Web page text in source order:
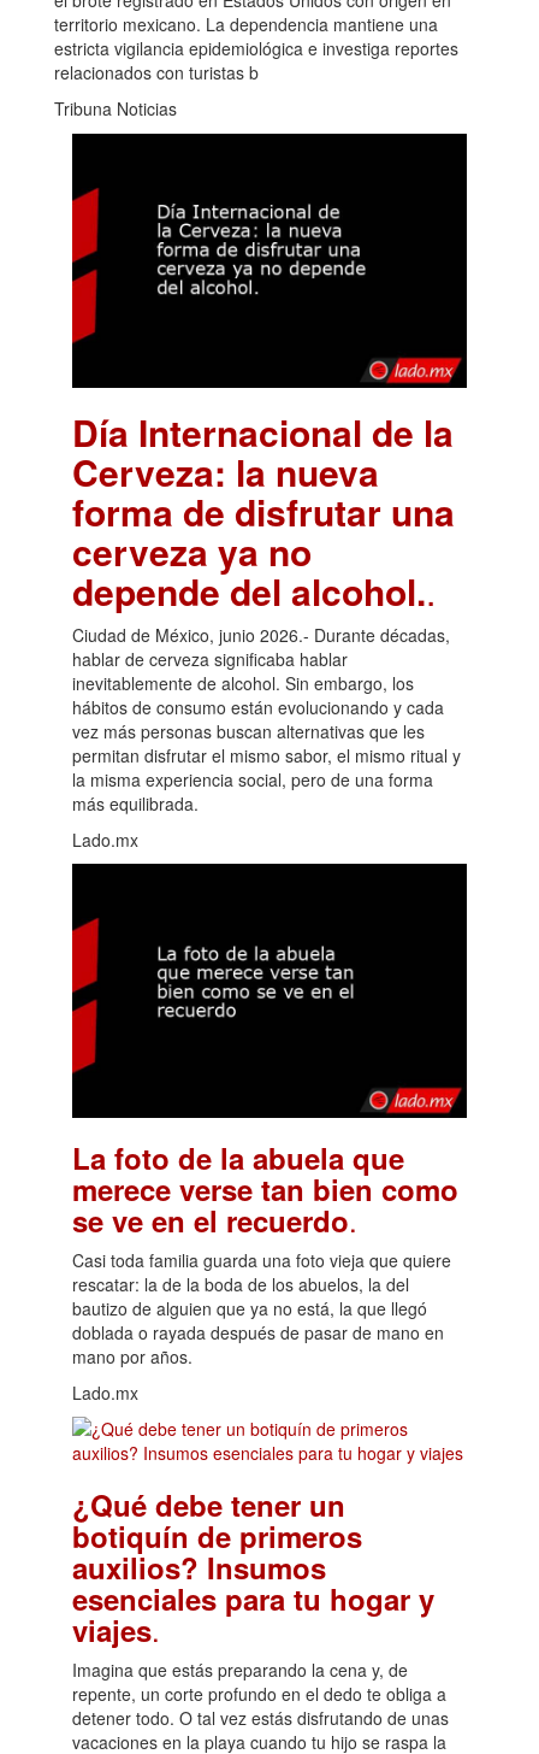
territorio mexicano. La dependencia mantiene una
estricta vigilancia epidemiológica e investiga reportes
relacionados con turistas b
Tribuna Noticias
Día Internacional de la
Cerveza: la nueva
forma de disfrutar una
cerveza ya no
depende del alcohol..
Ciudad de México, junio 2026.- Durante décadas,
hablar de cerveza significaba hablar
inevitablemente de alcohol. Sin embargo, los
hábitos de consumo están evolucionando y cada
vez más personas buscan alternativas que les
permitan disfrutar el mismo sabor, el mismo ritual y
la misma experiencia social, pero de una forma
más equilibrada.
Lado.mx
La foto de la abuela que
merece verse tan bien como
se ve en el recuerdo.
Casi toda familia guarda una foto vieja que quiere
rescatar: la de la boda de los abuelos, la del
bautizo de alguien que ya no está, la que llegó
doblada o rayada después de pasar de mano en
mano por años.
Lado.mx
¿Qué debe tener un
botiquín de primeros
auxilios? Insumos
esenciales para tu hogar y
viajes.
Imagina que estás preparando la cena y, de
repente, un corte profundo en el dedo te obliga a
detener todo. O tal vez estás disfrutando de unas
vacaciones en la playa cuando tu hijo se raspa la